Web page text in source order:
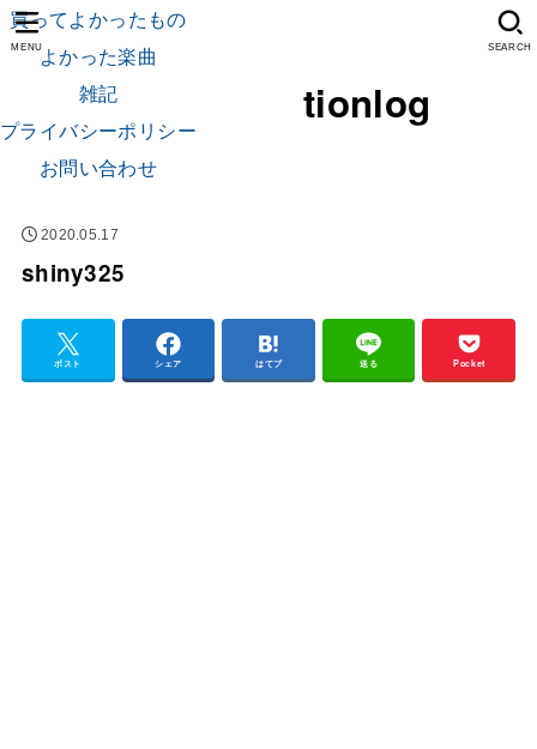
tionlog
買ってよかったもの
よかった楽曲
雑記
プライバシーポリシー
お問い合わせ
SEARCH
MENU
2020.05.17
shiny325
ポスト シェア はてブ 送る Pocket